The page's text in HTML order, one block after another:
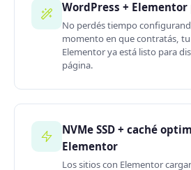
WordPress +
No perdés tiempo
momento en que contratás,
Elementor ya está listo para
página.
NVMe SSD + caché
Elementor
Los sitios con Elementor